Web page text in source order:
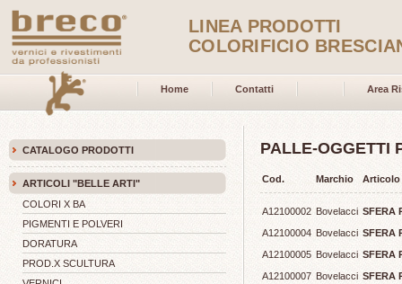
LINEA PRODOTTI
COLORIFICIO
Home Contatti Area
CATALOGO PRODOTTI
ARTICOLI "BELLE ARTI"
COLORI X BA
PIGMENTI E POLVERI
DORATURA
PROD.X SCULTURA
PALLE-OGGETTI
Cod. Marchio Articolo
A12100002 Bovelacci SFERA
A12100004 Bovelacci SFERA
A12100005 Bovelacci SFERA
A12100007 Bovelacci SFERA